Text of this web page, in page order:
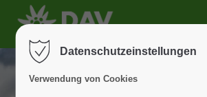
Der Eintrag "offcanvas-col2" existiert leider
Datenschutzeinstellungen
Verwendung von Cookies